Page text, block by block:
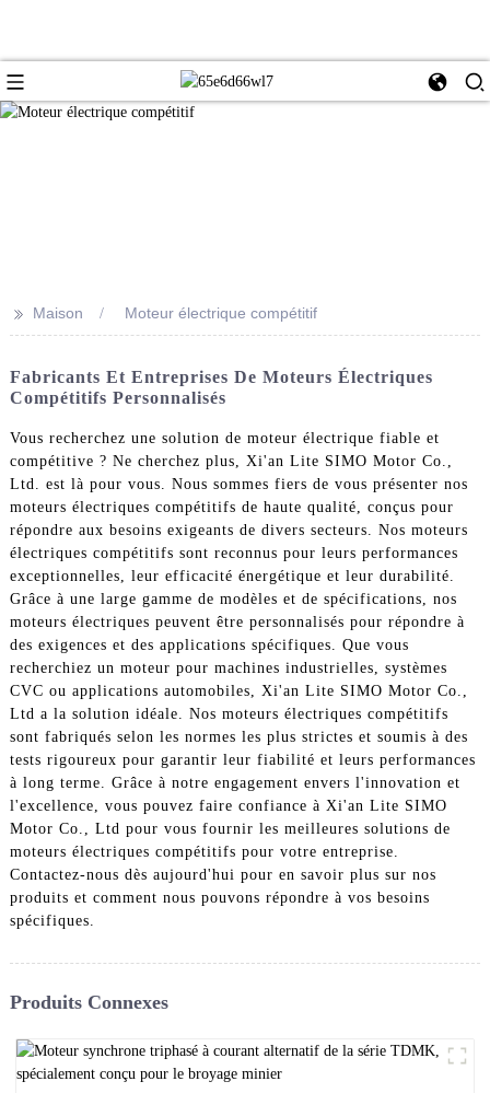
>> Maison Moteur électrique compétitif
Fabricants Et Entreprises De Moteurs Électriques
Compétitifs Personnalisés
Vous recherchez une solution de moteur électrique fiable et
compétitive ? Ne cherchez plus, Xi'an Lite SIMO Motor Co.,
Ltd. est là pour vous. Nous sommes fiers de vous présenter nos
moteurs électriques compétitifs de haute qualité, conçus pour
répondre aux besoins exigeants de divers secteurs. Nos moteurs
électriques compétitifs sont reconnus pour leurs performances
exceptionnelles, leur efficacité énergétique et leur durabilité.
Grâce à une large gamme de modèles et de spécifications, nos
moteurs électriques peuvent être personnalisés pour répondre à
des exigences et des applications spécifiques. Que vous
recherchiez un moteur pour machines industrielles, systèmes
CVC ou applications automobiles, Xi'an Lite SIMO Motor Co.,
Ltd a la solution idéale. Nos moteurs électriques compétitifs
sont fabriqués selon les normes les plus strictes et soumis à des
tests rigoureux pour garantir leur fiabilité et leurs performances
à long terme. Grâce à notre engagement envers l'innovation et
l'excellence, vous pouvez faire confiance à Xi'an Lite SIMO
Motor Co., Ltd pour vous fournir les meilleures solutions de
moteurs électriques compétitifs pour votre entreprise.
Contactez-nous dès aujourd'hui pour en savoir plus sur nos
produits et comment nous pouvons répondre à vos besoins
spécifiques.
Produits Connexes